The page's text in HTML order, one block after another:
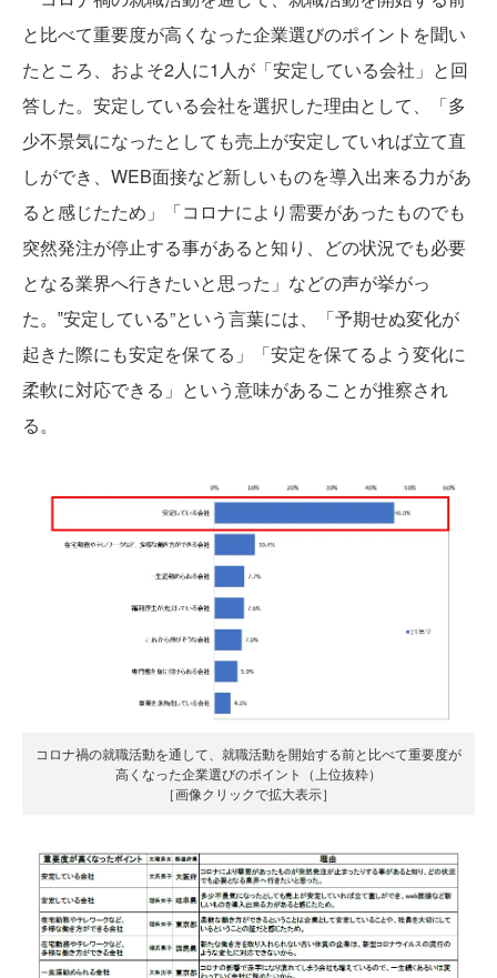
と比べて重要度が高くなった企業選びのポイントを聞い
たところ、およそ2人に1人が「安定している会社」と回
答した。安定している会社を選択した理由として、「多
少不景気になったとしても売上が安定していれば立て直
しができ、WEB面接など新しいものを導入出来る力があ
ると感じたため」「コロナにより需要があったものでも
突然発注が停止する事があると知り、どの状況でも必要
となる業界へ行きたいと思った」などの声が挙がっ
た。‟安定している”という言葉には、「予期せぬ変化が
起きた際にも安定を保てる」「安定を保てるよう変化に
柔軟に対応できる」という意味があることが推察され
る。
コロナ禍の就職活動を通して、就職活動を開始する前と比べて重要度が
高くなった企業選びのポイント（上位抜粋）
［画像クリックで拡大表示］